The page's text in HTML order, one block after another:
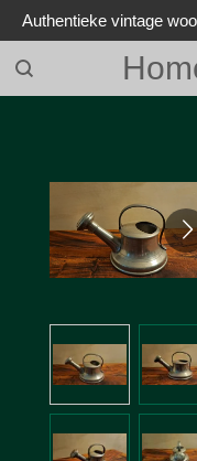
Ga
direct
naar
de
Authentieke vintage